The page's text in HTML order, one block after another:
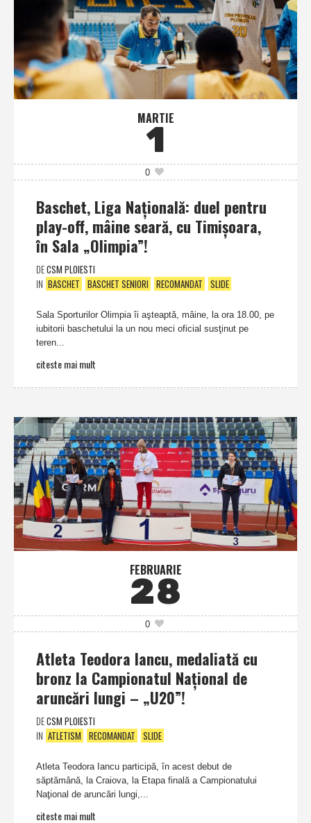
MARTIE
1
0
Baschet, Liga Naţională: duel pentru
play-off, mâine seară, cu Timişoara,
în Sala „Olimpia”!
DECSM PLOIESTI
IN BASCHET BASCHET SENIORI RECOMANDAT SLIDE
Sala Sporturilor Olimpia îi aşteaptă, mâine, la ora 18.00, pe
iubitorii baschetului la un nou meci oficial susţinut pe
teren...
citeste mai mult
FEBRUARIE
28
0
Atleta Teodora Iancu, medaliată cu
bronz la Campionatul Naţional de
aruncări lungi – „U20”!
DECSM PLOIESTI
IN ATLETISM RECOMANDAT SLIDE
Atleta Teodora Iancu participă, în acest debut de
săptămână, la Craiova, la Etapa finală a Campionatului
Naţional de aruncări lungi,...
citeste mai mult